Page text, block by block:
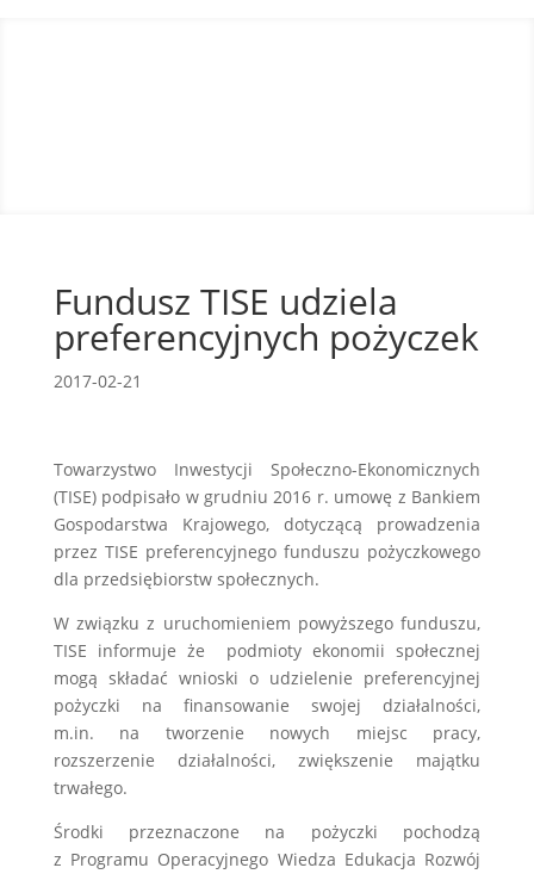
Fundusz TISE udziela
preferencyjnych pożyczek
2017-02-21
Towarzystwo Inwestycji Społeczno-Ekonomicznych
(TISE) podpisało w grudniu 2016 r. umowę z Bankiem
Gospodarstwa Krajowego, dotyczącą prowadzenia
przez TISE preferencyjnego funduszu pożyczkowego
dla przedsiębiorstw społecznych.
W związku z uruchomieniem powyższego funduszu,
TISE informuje że podmioty ekonomii społecznej
mogą składać wnioski o udzielenie preferencyjnej
pożyczki na finansowanie swojej działalności,
m.in. na tworzenie nowych miejsc pracy,
rozszerzenie działalności, zwiększenie majątku
trwałego.
Środki przeznaczone na pożyczki pochodzą
z Programu Operacyjnego Wiedza Edukacja Rozwój